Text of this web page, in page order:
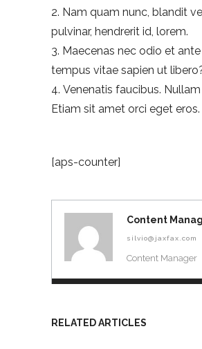
Nam quam nunc, blandit
pulvinar, hendrerit id, lorem.
Maecenas nec odio et
tempus vitae sapien ut
Venenatis faucibus.
Etiam sit amet orci eget eros.
[aps-counter]
Content
silvio@jaxfax.com
Content Manager
RELATED ARTICLES